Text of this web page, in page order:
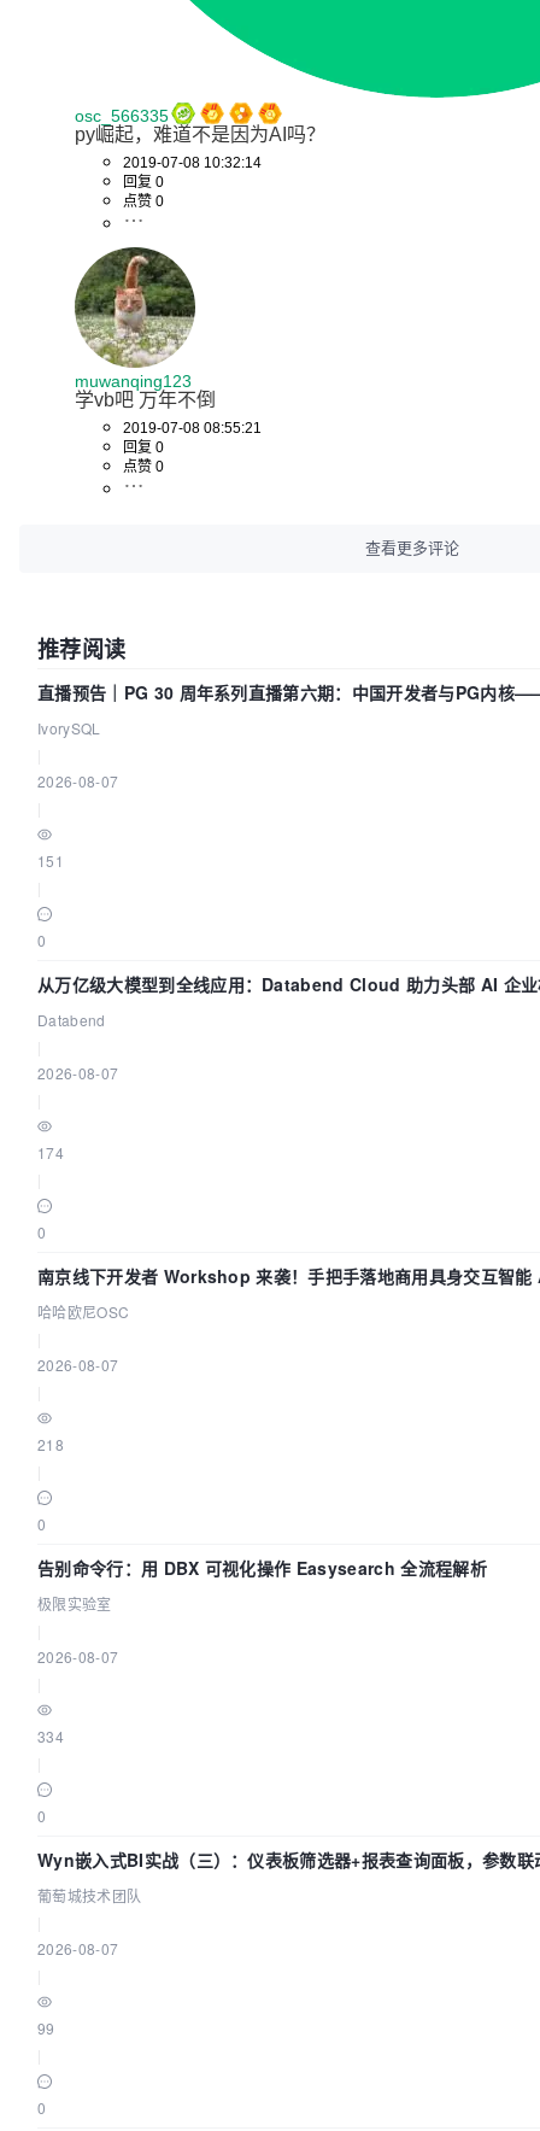
osc_566335
py崛起，难道不是因为AI吗？
2019-07-08 10:32:14
回复 0
点赞 0
muwanqing123
学vb吧 万年不倒
2019-07-08 08:55:21
回复 0
点赞 0
查看更多评论
推荐阅读
直播预告｜PG 30 周年系列直播第六期：中国开发者与PG内核
么？
IvorySQL
2026-08-07
151
0
从万亿级大模型到全线应用：Databend Cloud 助力头部 AI 企
Databend
2026-08-07
174
0
南京线下开发者 Workshop 来袭！手把手落地商用具身交互智
哈哈欧尼OSC
2026-08-07
218
0
告别命令行：用 DBX 可视化操作 Easysearch 全流程解析
极限实验室
2026-08-07
334
0
Wyn嵌入式BI实战（三）：仪表板筛选器+报表查询面板，参数联
葡萄城技术团队
2026-08-07
99
0